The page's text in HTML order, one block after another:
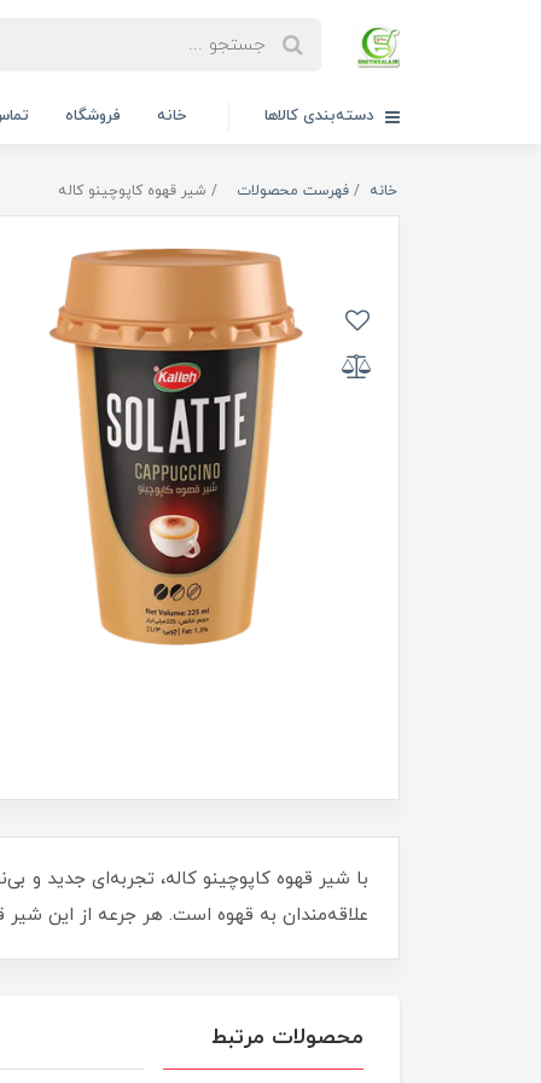
دسته‌بندی کالاها خانه فروشگاه
خانه فهرست محصولات شیر قهوه کاپوچینو کاله
با شیر قهوه کاپوچینو کاله، تجربه‌ای جدید و
علاقه‌مندان به قهوه است. هر جرعه از این شیر
محصولات مرتبط